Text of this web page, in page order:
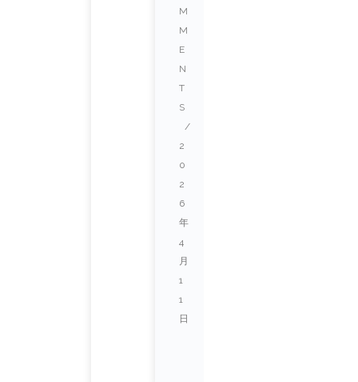
M
M
E
N
T
S
/
2
0
2
6
年
4
月
1
1
日